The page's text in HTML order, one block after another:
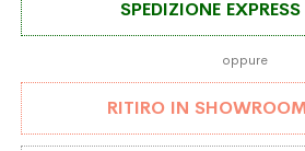
SPEDIZIONE
oppure
RITIRO IN